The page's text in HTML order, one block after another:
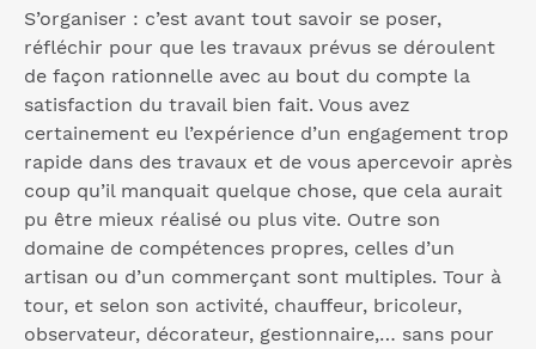
S’organiser : c’est avant tout savoir se poser,
réfléchir pour que les travaux prévus se déroulent
de façon rationnelle avec au bout du compte la
satisfaction du travail bien fait. Vous avez
certainement eu l’expérience d’un engagement trop
rapide dans des travaux et de vous apercevoir après
coup qu’il manquait quelque chose, que cela aurait
pu être mieux réalisé ou plus vite. Outre son
domaine de compétences propres, celles d’un
artisan ou d’un commerçant sont multiples. Tour à
tour, et selon son activité, chauffeur, bricoleur,
observateur, décorateur, gestionnaire,… sans pour